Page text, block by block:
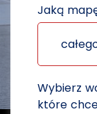
Jaką
Wybierz
które